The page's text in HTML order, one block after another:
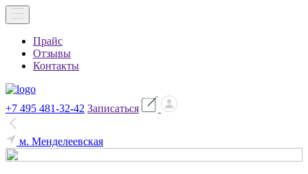
Прайс
Отзывы
Контакты
+7 495 481-32-42 Записаться
м. Менделеевская